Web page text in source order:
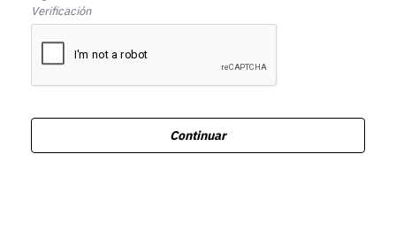
Verificación
Continuar